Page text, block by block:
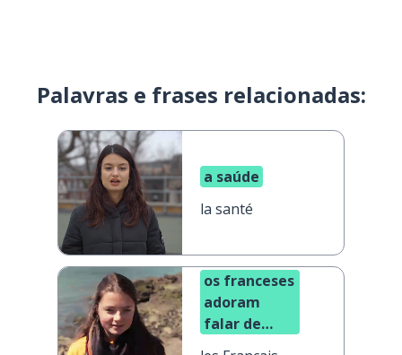
Palavras e frases relacionadas:
a saúde
la santé
os franceses
adoram
falar de